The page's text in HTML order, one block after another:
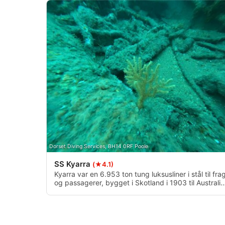
Dorset Diving Services, BH14 0RF Poole
SS Kyarra (★4.1)
Kyarra var en 6.953 ton tung luksusliner i stål til
og passagerer, bygget i Skotland i 1903 til
Måle annonceringseffektivitet
Måle indholdseffektivitet
Forstå målgrupper gennem statistikker eller kombinationer
Udvikle og forbedre tjenester
Bruge begrænsede oplysninger til at vælge indhold
IAB Special Features:
Bruge præcise geografiske placeringsoplysninger
Identificere enheder baseret på aktivt anmodede oplysninger
Ikke-IAB-behandlingsformål: